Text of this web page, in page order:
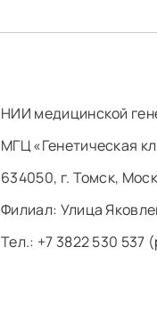
НИИ медицинской
МГЦ «Генетическая
634050, г. Томск,
Филиал: ​Улица
Тел.: +7 3822 530 537